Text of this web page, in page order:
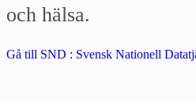
och hälsa.
Gå till SND : Svensk Nationell